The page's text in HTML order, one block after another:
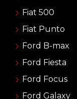
Fiat 500
Fiat Punto
Ford B-max
Ford Fiesta
Ford Focus
Ford Galaxy